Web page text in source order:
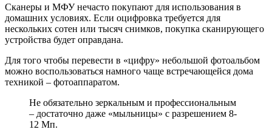
Сканеры и МФУ нечасто покупают для использования в
домашних условиях. Если оцифровка требуется для
нескольких сотен или тысяч снимков, покупка сканирующего
устройства будет оправдана.
Для того чтобы перевести в «цифру» небольшой фотоальбом
можно воспользоваться намного чаще встречающейся дома
техникой – фотоаппаратом.
Не обязательно зеркальным и профессиональным
– достаточно даже «мыльницы» с разрешением 8-
12 Мп.